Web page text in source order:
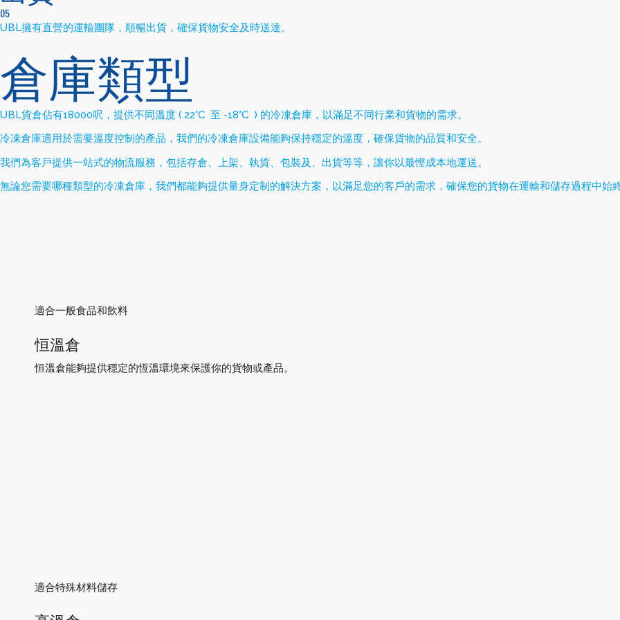
05
UBL擁有直營的運輸團隊，順暢出貨，確保貨物安全及時送達。
倉庫類型
UBL貨倉佔有18000呎，提供不同溫度 ( 22°C 至 -18°C ) 的冷凍倉庫，以滿足不同行業和貨物的需求。
冷凍倉庫適用於需要溫度控制的產品，我們的冷凍倉庫設備能夠保持穩定的溫度，確保貨物的品質和安全。
我們為客戶提供一站式的物流服務，包括存倉、上架、執貨、包裝及、出貨等等，讓你以最慳成本地運送。
無論您需要哪種類型的冷凍倉庫，我們都能夠提供量身定制的解決方案，以滿足您的客戶的需求，確保您的貨物在運輸和儲存過程中始
適合一般食品和飲料
恒溫倉
恒溫倉能夠提供穩定的恆溫環境來保護你的貨物或產品。
適合特殊材料儲存